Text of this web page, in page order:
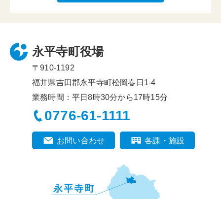
永平寺町役場
〒910-1192
福井県吉田郡永平寺町松岡春日1-4
業務時間：平日8時30分から17時15分
0776-61-1111
お問い合わせ 各課・施設